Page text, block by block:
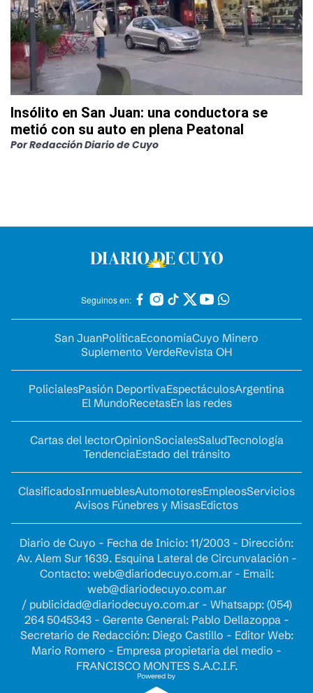
Insólito en San Juan: una conductora se
metió con su auto en plena Peatonal
PorRedacción Diario de Cuyo
Seguinos en:
San JuanPolíticaEconomíaCuyo Minero
Suplemento VerdeRevista OH
PolicialesPasión DeportivaEspectáculosArgentina
El MundoRecetasEn las redes
Cartas del lectorOpinionSocialesSaludTecnología
TendenciaEstado del tránsito
ClasificadosInmueblesAutomotoresEmpleosServicios
Avisos Fúnebres y MisasEdictos
Diario de Cuyo - Fecha de Inicio: 11/2003 - Dirección:
Av. Alem Sur 1639. Esquina Lateral de Circunvalación -
Contacto: web@diariodecuyo.com.ar- Email:
web@diariodecuyo.com.ar
/ publicidad@diariodecuyo.com.ar- Whatsapp: (054)
264 5045343 - Gerente General: Pablo Dellazoppa -
Secretario de Redacción: Diego Castillo - Editor Web:
Mario Romero - Empresa propietaria del medio -
FRANCISCO MONTES S.A.C.I.F.